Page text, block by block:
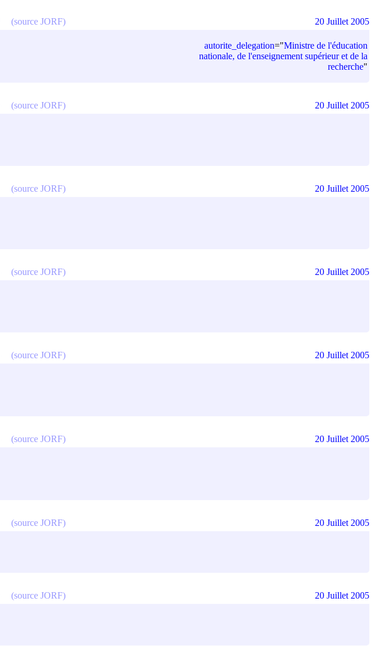
autorite_delegation="Ministre de l'éducation
nationale, de l'enseignement supérieur et de la
recherche"
(source JORF) 20 Juillet 2005
(source JORF) 20 Juillet 2005
(source JORF) 20 Juillet 2005
(source JORF) 20 Juillet 2005
(source JORF) 20 Juillet 2005
(source JORF) 20 Juillet 2005
(source JORF) 20 Juillet 2005
(source JORF) 20 Juillet 2005